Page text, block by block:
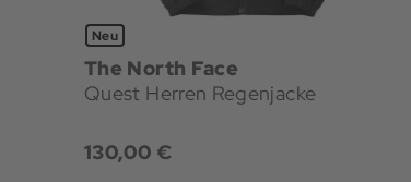
Neu
The North Face
Quest Herren Regenjacke
130,00 €